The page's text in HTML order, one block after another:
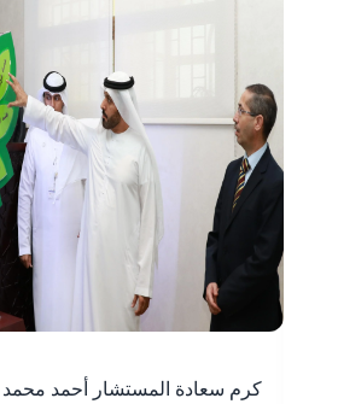
كرم سعادة المستشار أحمد